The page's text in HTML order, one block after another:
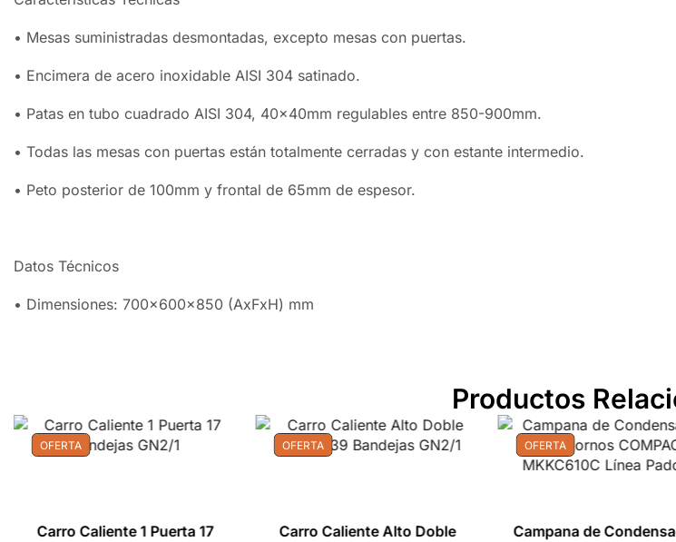
• Mesas suministradas desmontadas, excepto mesas con puertas.
• Encimera de acero inoxidable AISI 304 satinado.
• Patas en tubo cuadrado AISI 304, 40x40mm regulables entre 850-900mm.
• Todas las mesas con puertas están totalmente cerradas y con estante intermedio.
• Peto posterior de 100mm y frontal de 65mm de espesor.
Datos Técnicos
• Dimensiones: 700x600x850 (AxFxH) mm
Productos
OFERTA
Carro Caliente 1 Puerta 17
OFERTA
Carro Caliente Alto Doble
OFERTA
Campana de